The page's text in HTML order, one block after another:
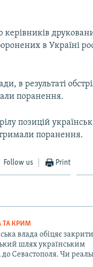
в Україні
в результаті
поранення.
позицій
поранення.
Follow us Print
ТА КРИМ
влада обіцяє закрити
шлях українським
Севастополя. Чи